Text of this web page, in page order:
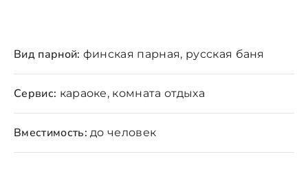
Вид парной: финская парная, русская баня
Сервис: караоке, комната отдыха
Вместимость: до человек